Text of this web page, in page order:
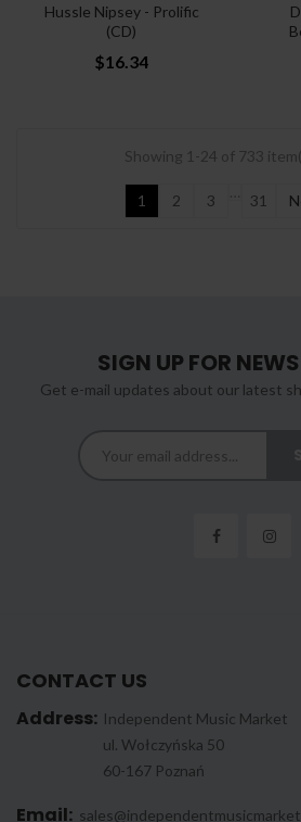
Hussle Nipsey - Prolific
(CD)
$16.34
Showing 1-24 of 733
1 2 3 31
SIGN UP FOR
Get e-mail updates about our latest
CONTACT US
Address: Independent Music Market
ul. Wołczyńska 50
60-167 Poznań
Email: